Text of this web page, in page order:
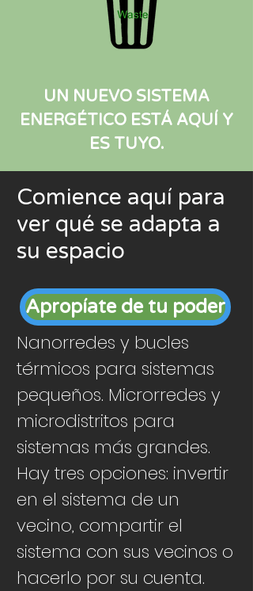
UN NUEVO SISTEMA
ENERGÉTICO ESTÁ AQUÍ Y
ES TUYO.
Comience aquí para
ver qué se adapta a
su espacio
Apropíate de tu poder
Nanorredes y bucles
térmicos para sistemas
pequeños. Microrredes y
microdistritos para
sistemas más grandes.
Hay tres opciones: invertir
en el sistema de un
vecino, compartir el
sistema con sus vecinos o
hacerlo por su cuenta.